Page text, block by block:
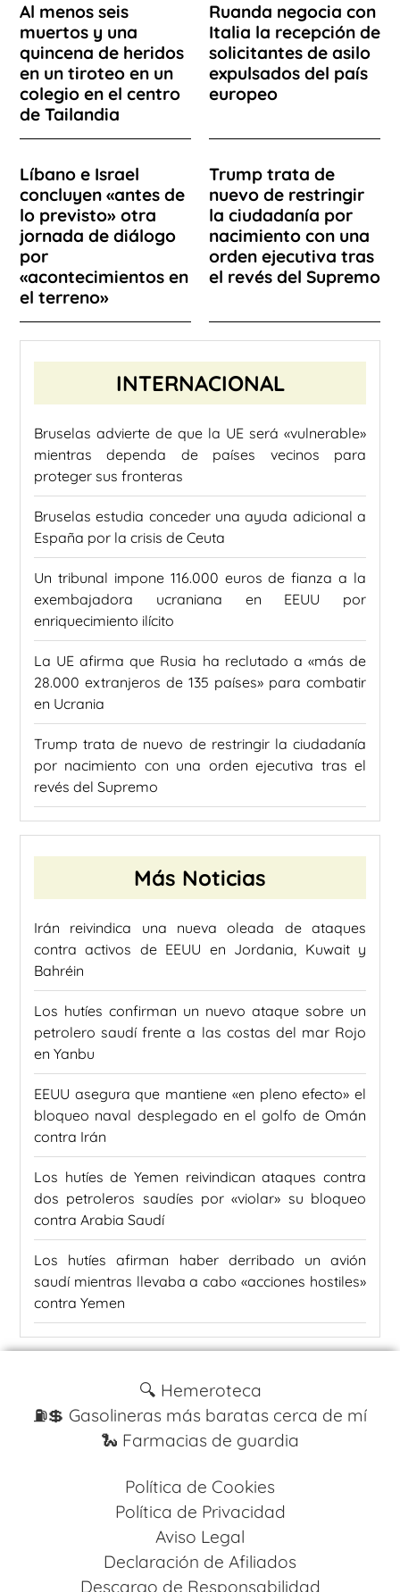
Al menos seis
muertos y una
quincena de heridos
en un tiroteo en un
colegio en el centro
de Tailandia
Ruanda negocia con
Italia la recepción de
solicitantes de asilo
expulsados del país
europeo
Líbano e Israel
concluyen «antes de
lo previsto» otra
jornada de diálogo
por
«acontecimientos en
el terreno»
Trump trata de
nuevo de restringir
la ciudadanía por
nacimiento con una
orden ejecutiva tras
el revés del Supremo
INTERNACIONAL
Bruselas advierte de que la UE será «vulnerable»
mientras dependa de países vecinos para
proteger sus fronteras
Bruselas estudia conceder una ayuda adicional a
España por la crisis de Ceuta
Un tribunal impone 116.000 euros de fianza a la
exembajadora ucraniana en EEUU por
enriquecimiento ilícito
La UE afirma que Rusia ha reclutado a «más de
28.000 extranjeros de 135 países» para combatir
en Ucrania
Trump trata de nuevo de restringir la ciudadanía
por nacimiento con una orden ejecutiva tras el
revés del Supremo
Más Noticias
Irán reivindica una nueva oleada de ataques
contra activos de EEUU en Jordania, Kuwait y
Bahréin
Los hutíes confirman un nuevo ataque sobre un
petrolero saudí frente a las costas del mar Rojo
en Yanbu
EEUU asegura que mantiene «en pleno efecto» el
bloqueo naval desplegado en el golfo de Omán
contra Irán
Los hutíes de Yemen reivindican ataques contra
dos petroleros saudíes por «violar» su bloqueo
contra Arabia Saudí
Los hutíes afirman haber derribado un avión
saudí mientras llevaba a cabo «acciones hostiles»
contra Yemen
🔍 Hemeroteca
⛽️💲 Gasolineras más baratas cerca de mí
🐍 Farmacias de guardia
Política de Cookies
Política de Privacidad
Aviso Legal
Declaración de Afiliados
Descargo de Responsabilidad